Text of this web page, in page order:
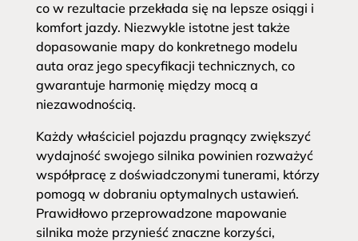
co w rezultacie przekłada się na lepsze osiągi i
komfort jazdy. Niezwykle istotne jest także
dopasowanie mapy do konkretnego modelu
auta oraz jego specyfikacji technicznych, co
gwarantuje harmonię między mocą a
niezawodnością.
Każdy właściciel pojazdu pragnący zwiększyć
wydajność swojego silnika powinien rozważyć
współpracę z doświadczonymi tunerami, którzy
pomogą w dobraniu optymalnych ustawień.
Prawidłowo przeprowadzone mapowanie
silnika może przynieść znaczne korzyści,